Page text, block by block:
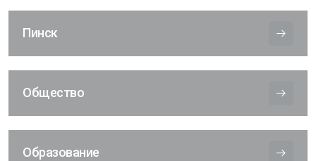
Пинск
Общество
Образование